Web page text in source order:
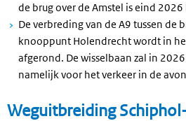
de brug over de Amstel is eind 2026
De verbreding van de A9 tussen de
knooppunt Holendrecht wordt in
afgerond. De wisselbaan zal in
namelijk voor het verkeer in de
Weguitbreiding